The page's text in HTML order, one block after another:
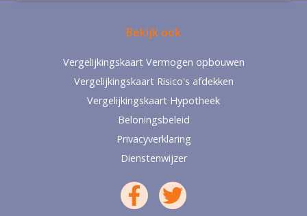
Bekijk ook
Vergelijkingskaart Vermogen opbouwen
Vergelijkingskaart Risico's afdekken
Vergelijkingskaart Hypotheek
Beloningsbeleid
Privacyverklaring
Dienstenwijzer